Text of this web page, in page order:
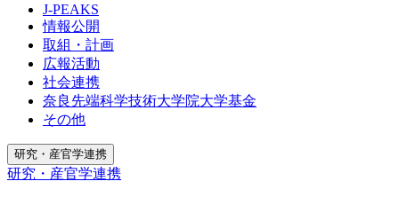
J-PEAKS
情報公開
取組・計画
広報活動
社会連携
奈良先端科学技術大学院大学基金
その他
研究・産官学連携
研究・産官学連携